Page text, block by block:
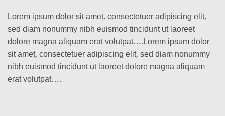
Lorem ipsum dolor sit amet, consectetuer adipiscing elit,
sed diam nonummy nibh euismod tincidunt ut laoreet
dolore magna aliquam erat volutpat….Lorem ipsum dolor
sit amet, consectetuer adipiscing elit, sed diam nonummy
nibh euismod tincidunt ut laoreet dolore magna aliquam
erat volutpat….